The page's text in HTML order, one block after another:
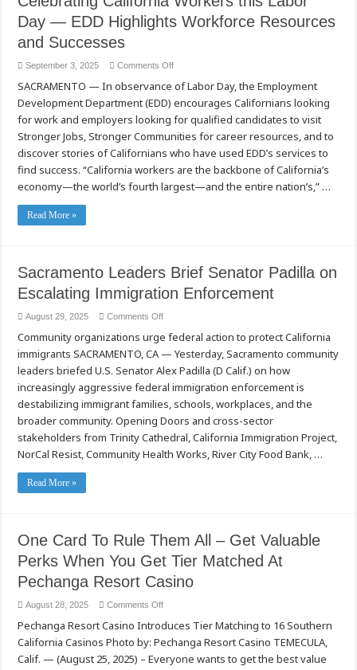
Day — EDD Highlights Workforce Resources
and Successes
September 3, 2025 Comments Offon
California
Workers
this
Day
—
EDD
Highlights
Workforce
Resources
Successes
SACRAMENTO — In observance of Labor Day, the Employment
Development Department (EDD) encourages Californians looking
for work and employers looking for qualified candidates to visit
Stronger Jobs, Stronger Communities for career resources, and to
discover stories of Californians who have used EDD’s services to
find success. “California workers are the backbone of California’s
economy—the world’s fourth largest—and the entire nation’s,” …
Read More »
Sacramento Leaders Brief Senator Padilla on
Escalating Immigration Enforcement
August 29, 2025 Comments Offon
Leaders
Brief
Senator
on
Escalating
Immigration
Enforcement
Community organizations urge federal action to protect California
immigrants SACRAMENTO, CA — Yesterday, Sacramento community
leaders briefed U.S. Senator Alex Padilla (D Calif.) on how
increasingly aggressive federal immigration enforcement is
destabilizing immigrant families, schools, workplaces, and the
broader community. Opening Doors and cross-sector
stakeholders from Trinity Cathedral, California Immigration Project,
NorCal Resist, Community Health Works, River City Food Bank, …
Read More »
One Card To Rule Them All – Get Valuable
Perks When You Get Tier Matched At
Pechanga Resort Casino
August 28, 2025 Comments Offon
Card
To
Rule
All
Pechanga Resort Casino Introduces Tier Matching to 16 Southern
California Casinos Photo by: Pechanga Resort Casino TEMECULA,
Calif. — (August 25, 2025) – Everyone wants to get the best value